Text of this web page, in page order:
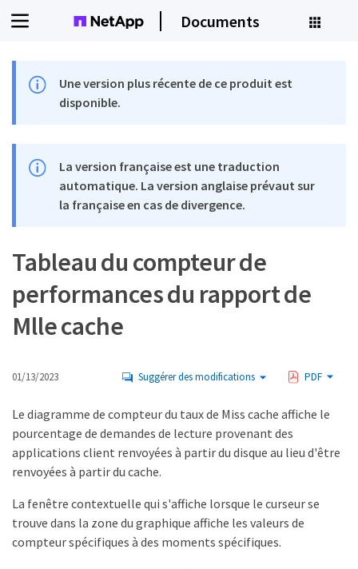
Documents
Une version plus récente de ce produit est
disponible.
La version française est une traduction
automatique. La version anglaise prévaut sur
la française en cas de divergence.
Tableau du compteur de
performances du rapport de
Mlle cache
01/13/2023 Suggérer des modifications PDF
Le diagramme de compteur du taux de Miss cache affiche le
pourcentage de demandes de lecture provenant des
applications client renvoyées à partir du disque au lieu d'être
renvoyées à partir du cache.
La fenêtre contextuelle qui s'affiche lorsque le curseur se
trouve dans la zone du graphique affiche les valeurs de
compteur spécifiques à des moments spécifiques.